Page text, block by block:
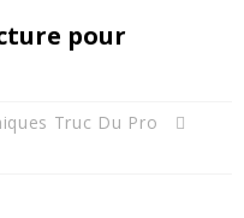
pour
Truc Du Pro